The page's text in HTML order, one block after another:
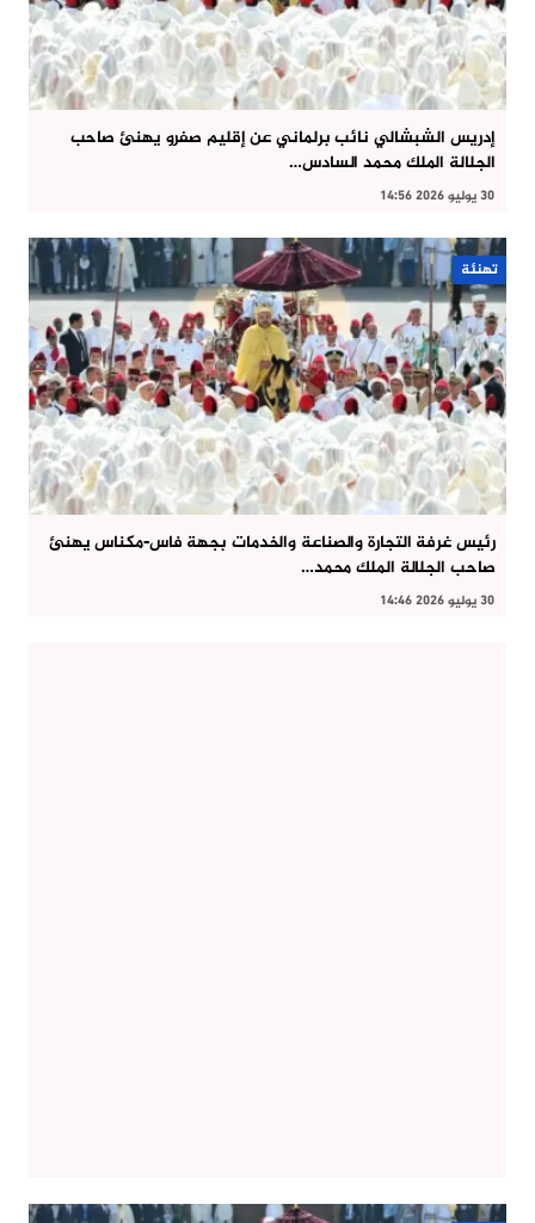
إدريس الشبشالي نائب برلماني عن إقليم صفرو يهنئ صاحب
الجلالة الملك محمد السادس…
30 يوليو 2026 14:56
تهنئة
رئيس غرفة التجارة والصناعة والخدمات بجهة فاس-مكناس يهنئ
صاحب الجلالة الملك محمد…
30 يوليو 2026 14:46